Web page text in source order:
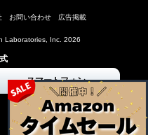
お問い合わせ 広告掲載
Laboratories, Inc. 2026
スマートフォン